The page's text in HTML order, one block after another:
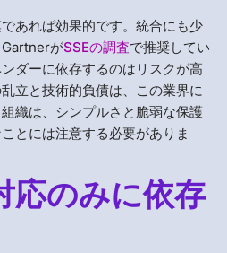
あれば効果的です。統合にも少
GartnerがSSEの調査で推奨してい
ダーに依存するのはリスクが高
立と技術的負債は、この業界に
織は、シンプルさと脆弱な保護
とには注意する必要がありま
応のみに依存